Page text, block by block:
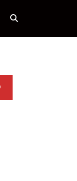
TOGGLE